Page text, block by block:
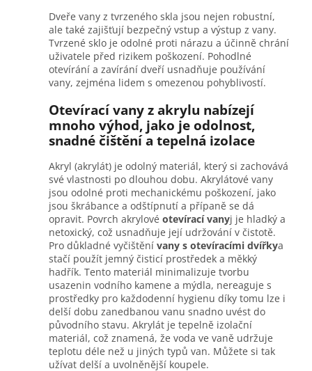
Dveře vany z tvrzeného skla jsou nejen robustní,
ale také zajišťují bezpečný vstup a výstup z vany.
Tvrzené sklo je odolné proti nárazu a účinně chrání
uživatele před rizikem poškození. Pohodlné
otevírání a zavírání dveří usnadňuje používání
vany, zejména lidem s omezenou pohyblivostí.
Otevírací vany z akrylu nabízejí
mnoho výhod, jako je odolnost,
snadné čištění a tepelná izolace
Akryl (akrylát) je odolný materiál, který si zachovává
své vlastnosti po dlouhou dobu. Akrylátové vany
jsou odolné proti mechanickému poškození, jako
jsou škrábance a odštípnutí a přípaně se dá
opravit. Povrch akrylové otevírací vanyj je hladký a
netoxický, což usnadňuje její udržování v čistotě.
Pro důkladné vyčištění vany s otevíracími dvířkya
stačí použít jemný čisticí prostředek a měkký
hadřík. Tento materiál minimalizuje tvorbu
usazenin vodního kamene a mýdla, nereaguje s
prostředky pro každodenní hygienu díky tomu lze i
delší dobu zanedbanou vanu snadno uvést do
původního stavu. Akrylát je tepelně izolační
materiál, což znamená, že voda ve vaně udržuje
teplotu déle než u jiných typů van. Můžete si tak
užívat delší a uvolněnější koupele.